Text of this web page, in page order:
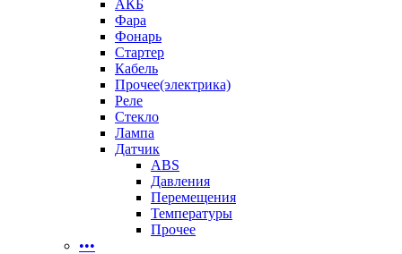
АКБ
Фара
Фонарь
Стартер
Кабель
Прочее(электрика)
Реле
Стекло
Лампа
Датчик
ABS
Давления
Перемещения
Температуры
Прочее
•••